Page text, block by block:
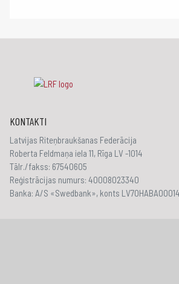
KONTAKTI
Latvijas Riteņbraukšanas Federācija
Roberta Feldmaņa iela 11, Rīga LV -1014
Tālr./fakss: 67540605
Reģistrācijas numurs: 40008023340
Banka: A/S «Swedbank», konts